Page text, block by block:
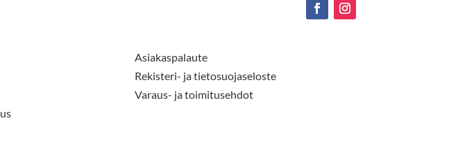
Asiakaspalaute
Rekisteri- ja tietosuojaseloste
Varaus- ja toimitusehdot